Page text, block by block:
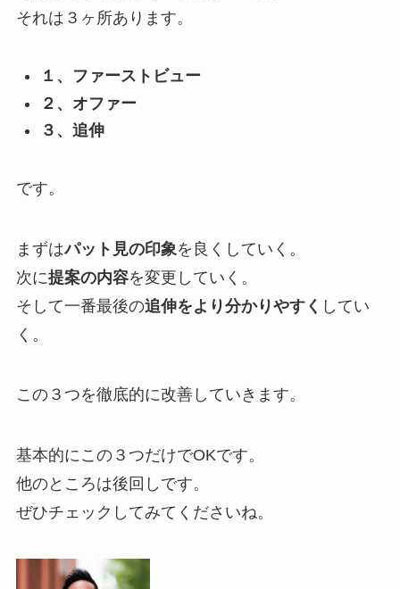
それは３ヶ所あります。
１、ファーストビュー
２、オファー
３、追伸
です。
まずはパット見の印象 を良くしていく。
次に提案の内容を変更していく。
そして一番最後の追伸をより分かりやすく してい
く。
この３つを徹底的に改善していきます。
基本的にこの３つだけでOKです。
他のところは後回しです。
ぜひチェックしてみてくださいね。